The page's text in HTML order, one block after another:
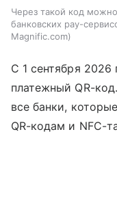
Через такой код
банковских pay-
Magnific.com
С 1 сентября 2026
платежный QR-
все банки,
QR-кодам и NFC-